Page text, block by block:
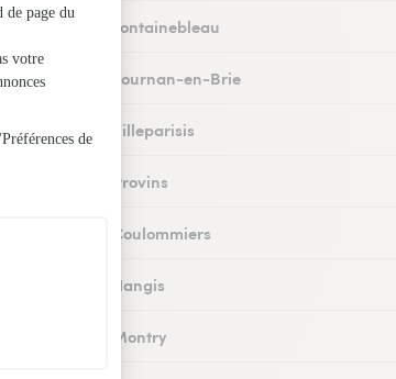
Fleuristes à Fontainebleau
Fleuristes à Tournan-en-Brie
Fleuristes à Villeparisis
Fleuristes à Provins
Fleuristes à Coulommiers
Fleuristes à Nangis
Fleuristes à Montry